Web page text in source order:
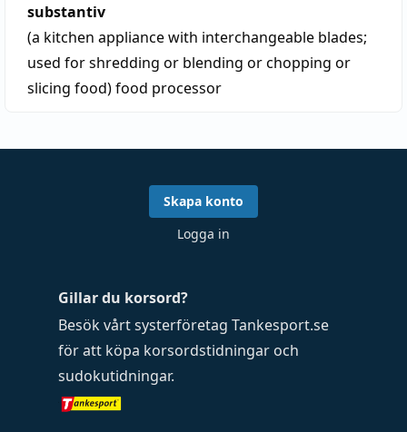
substantiv
(a kitchen appliance with interchangeable blades;
used for shredding or blending or chopping or
slicing food)food processor
Gillar du korsord?
Besök vårt systerföretag Tankesport.se
för att köpa korsordstidningar och
sudokutidningar.
Skapa konto
Logga in